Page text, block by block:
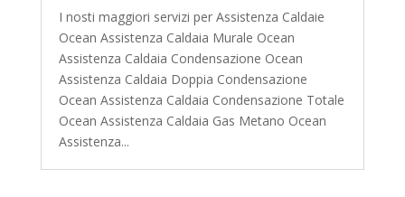
I nosti maggiori servizi per Assistenza Caldaie
Ocean Assistenza Caldaia Murale Ocean
Assistenza Caldaia Condensazione Ocean
Assistenza Caldaia Doppia Condensazione
Ocean Assistenza Caldaia Condensazione Totale
Ocean Assistenza Caldaia Gas Metano Ocean
Assistenza...